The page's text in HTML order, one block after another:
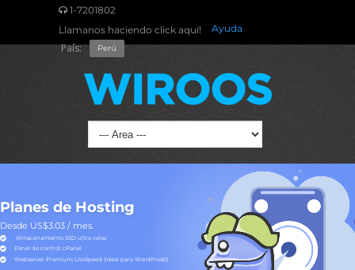
1-7201802
Llamanos haciendo click aquí!
Ayuda
País: Perú
Planes de Hosting
Desde US$3.03 / mes.
Almacenamiento SSD ultra veloz
Panel de control: cPanel
Webserver Premium: LiteSpeed (ideal para WordPress!)